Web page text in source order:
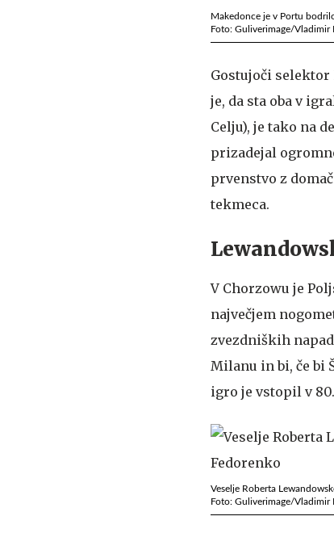
Makedonce je v Portu
Foto: Guliverimage/Vladimir
Gostujoči selektor
je, da sta oba v
Celju), je tako na
prizadejal
prvenstvo z
tekmeca.
V Chorzowu je
največjem
zvezdniških
Milanu in bi, če bi
igro je vstopil v
Veselje Roberta
Foto: Guliverimage/Vladimir